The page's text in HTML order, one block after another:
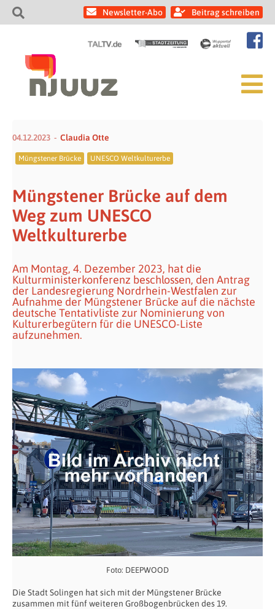
Newsletter-Abo Beitrag schreiben
04.12.2023 Claudia Otte
Müngstener Brücke UNESCO Weltkulturerbe
Müngstener Brücke auf dem
Weg zum UNESCO
Weltkulturerbe
Am Montag, 4. Dezember 2023, hat die
Kulturministerkonferenz beschlossen, den Antrag
der Landesregierung Nordrhein-Westfalen zur
Aufnahme der Müngstener Brücke auf die nächste
deutsche Tentativliste zur Nominierung von
Kulturerbegütern für die UNESCO-Liste
aufzunehmen.
Foto: DEEPWOOD
Die Stadt Solingen hat sich mit der Müngstener Brücke
zusammen mit fünf weiteren Großbogenbrücken des 19.